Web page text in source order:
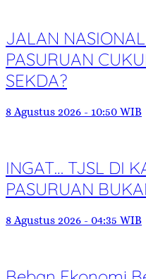
JALAN
PASURUAN
SEKDA?
8 Agustus 2026 - 10:50 WIB
INGAT… TJSL DI
PASURUAN
8 Agustus 2026 - 04:35 WIB